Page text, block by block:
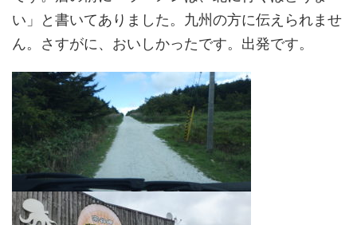
い」と書いてありました。九州の方に伝えられませ
ん。さすがに、おいしかったです。出発です。